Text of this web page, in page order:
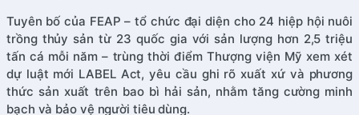
Tuyên bố của FEAP – tổ chức đại diện cho 24 hiệp hội nuôi
trồng thủy sản từ 23 quốc gia với sản lượng hơn 2,5 triệu
tấn cá mỗi năm – trùng thời điểm Thượng viện Mỹ xem xét
dự luật mới LABEL Act, yêu cầu ghi rõ xuất xứ và phương
thức sản xuất trên bao bì hải sản, nhằm tăng cường minh
bạch và bảo vệ người tiêu dùng.